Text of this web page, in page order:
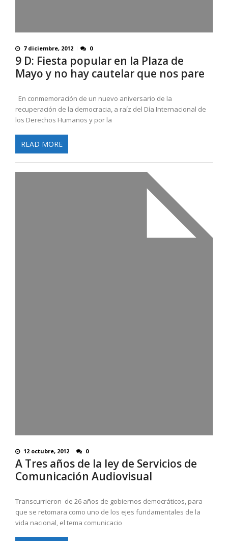
7 diciembre, 2012 0
9 D: Fiesta popular en la Plaza de
Mayo y no hay cautelar que nos pare
En conmemoración de un nuevo aniversario de la
recuperación de la democracia, a raíz del Día Internacional de
los Derechos Humanos y por la
READ MORE
12 octubre, 2012 0
A Tres años de la ley de Servicios de
Comunicación Audiovisual
Transcurrieron de 26 años de gobiernos democráticos, para
que se retomara como uno de los ejes fundamentales de la
vida nacional, el tema comunicacio